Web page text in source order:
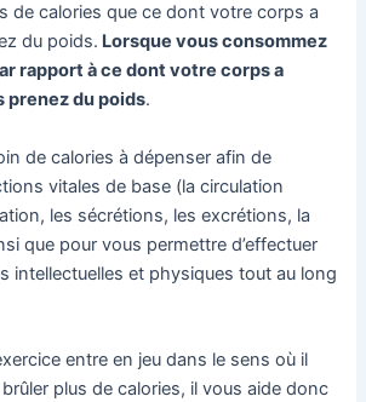
de calories que ce dont votre corps a
du poids. Lorsque vous consommez
rapport à ce dont votre corps a
prenez du poids.
de calories à dépenser afin de
vitales de base (la circulation
les sécrétions, les excrétions, la
que pour vous permettre d’effectuer
intellectuelles et physiques tout au long
entre en jeu dans le sens où il
plus de calories, il vous aide donc